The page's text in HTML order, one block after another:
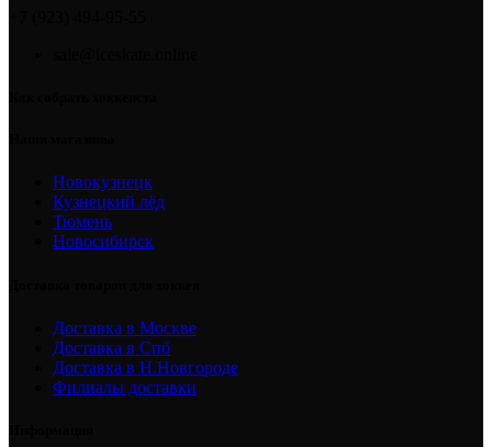
Новокузнецк
Кузнецкий лёд
Тюмень
Новосибирск
Доставка в Москве
Доставка в Спб
Доставка в Н.Новгороде
Филиалы доставки